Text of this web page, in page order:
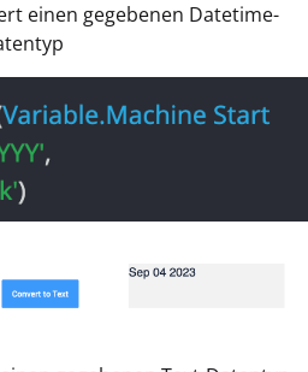
einen gegebenen Datetime-